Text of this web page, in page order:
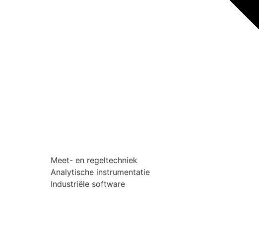
Meet- en regeltechniek
Analytische instrumentatie
Industriële software